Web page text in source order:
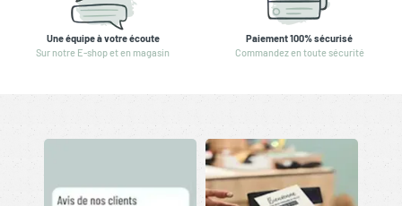
Une équipe à votre écoute
Sur notre E-shop et en magasin
Paiement 100% sécurisé
Commandez en toute sécurité